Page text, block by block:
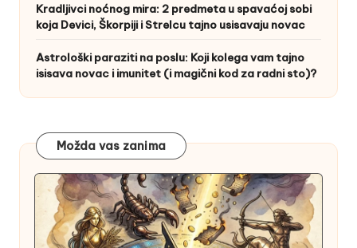
Kradljivci noćnog mira: 2 predmeta u spavaćoj sobi
koja Devici, Škorpiji i Strelcu tajno usisavaju novac
Astrološki paraziti na poslu: Koji kolega vam tajno
isisava novac i imunitet (i magični kod za radni sto)?
Možda vas zanima